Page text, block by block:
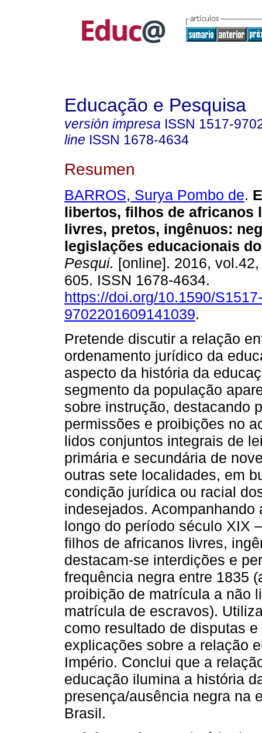
Educação e Pesquisa
versión impresa ISSN 1517-
line ISSN 1678-4634
Resumen
BARROS, Surya Pombo de.
libertos, filhos de africanos
livres, pretos, ingênuos:
legislações educacionais
Pesqui. [online]. 2016,
605. ISSN 1678-4634.
https://doi.org/10.1590/S1517-
9702201609141039.
Pretende discutir a relação
ordenamento jurídico da
aspecto da história da
segmento da população
sobre instrução, destacando
permissões e proibições no
lidos conjuntos integrais de
primária e secundária de
outras sete localidades, em
condição jurídica ou racial
indesejados.
longo do período século XIX
filhos de africanos livres,
destacam-se interdições e
frequência negra entre 1835
proibição de matrícula a não
matrícula de escravos).
como resultado de disputas
explicações sobre a relação
Império. Conclui que a
educação ilumina a história
presença/ausência negra na
Brasil.